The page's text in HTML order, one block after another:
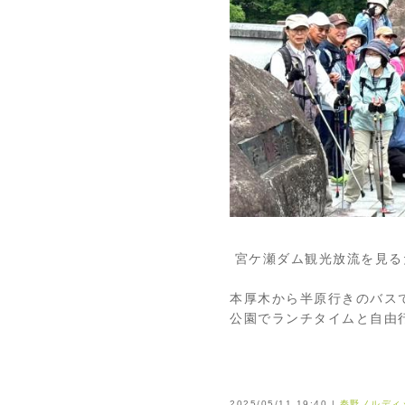
宮ケ瀬ダム観光放流を見
本厚木から半原行きのバス
公園でランチタイムと自由